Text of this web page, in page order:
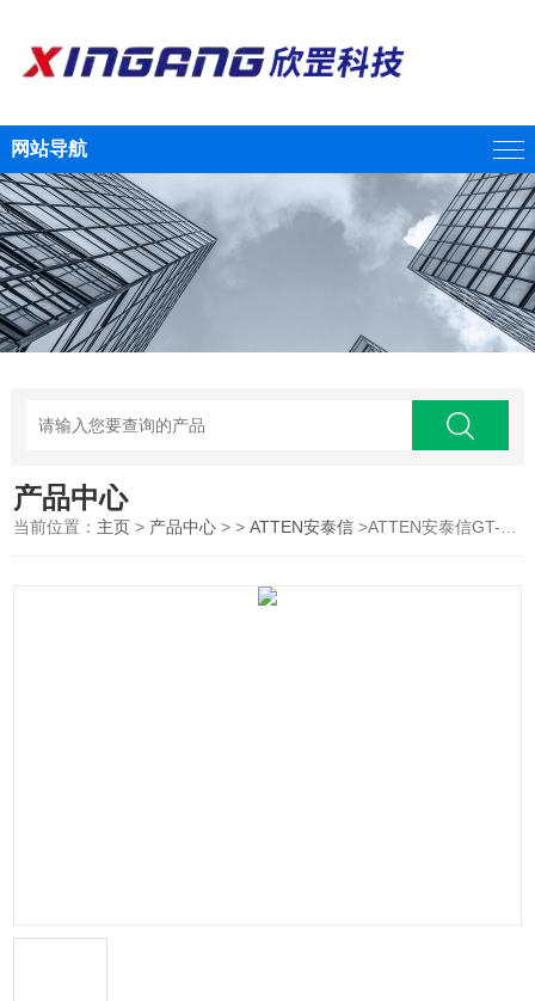
网站导航
产品中心
当前位置： 主页 > 产品中心 > >ATTEN安泰信 >ATTEN安泰信GT-6200 双通道维修系统